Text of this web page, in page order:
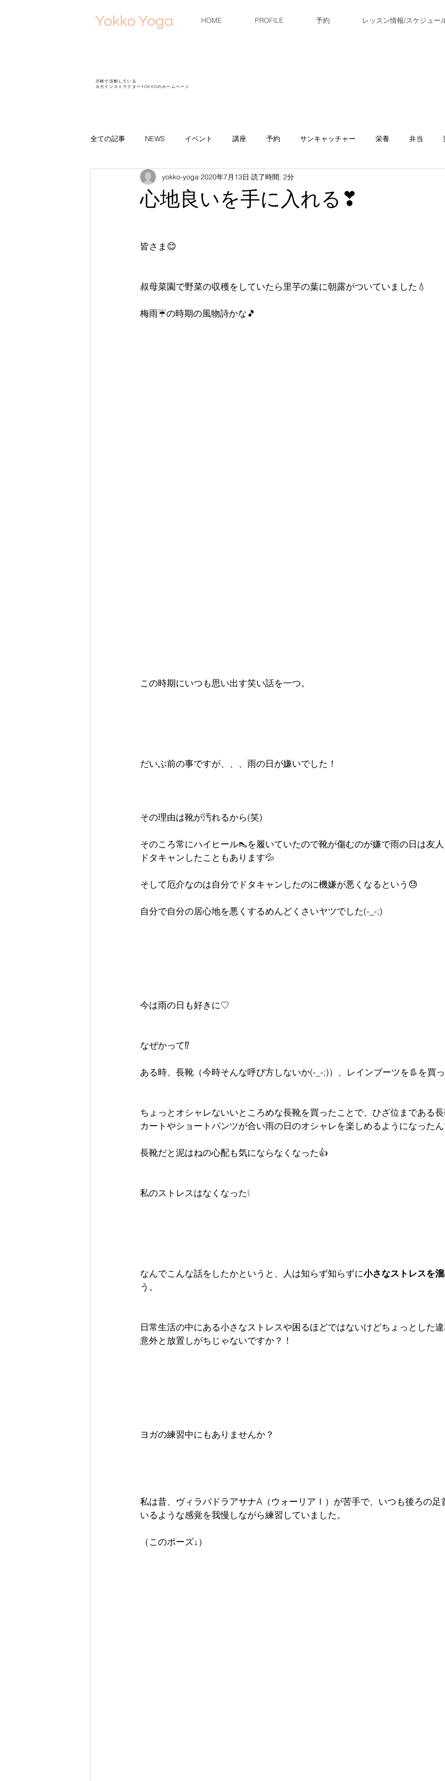
Yokko Yoga HOME PROFILE 予約 レッスン情報/スケジュー
川崎で活動している
ヨガインストラクターYOKKOのホームページ
全ての記事 NEWS イベント 講座 予約 サンキャッチャー 栄養 弁当
夏休み ブログ 小顔矯正 作り置き
心地良いを手に入れる❣
yokko-yoga 2020年7月13日 読了時間: 2分
皆さま😊
叔母菜園で野菜の収穫をしていたら里芋の葉に朝露がついていました💧
梅雨☔の時期の風物詩かな🎵
この時期にいつも思い出す笑い話を一つ。
だいぶ前の事ですが、、、雨の日が嫌いでした！
その理由は靴が汚れるから(笑)
そのころ常にハイヒール👠を履いていたので靴が傷むのが嫌で雨の日は友
ドタキャンしたこともあります💦
そして厄介なのは自分でドタキャンしたのに機嫌が悪くなるという😓
自分で自分の居心地を悪くするめんどくさいヤツでした(-_-;)
今は雨の日も好きに♡
なぜかって⁉
ある時、長靴（今時そんな呼び方しないか(-_-;)）、レインブーツを👢を買っ
ちょっとオシャレないいところめな長靴を買ったことで、 ひざ位まである
カートやショートパンツが合い雨の日のオシャレを楽しめるようになった
長靴だと泥はねの心配も気にならなくなった👍
私のストレスはなくなった❕
なんでこんな話をしたかというと、人は知らず知らずに小さなストレスを
う。
日常生活の中にある小さなストレスや困るほどではないけどちょっとした
意外と放置しがちじゃないですか？！
ヨガの練習中にもありませんか？
私は昔、ヴィラバドラアサナA（ウォーリアⅠ）が苦手で、いつも後ろの足
いるような感覚を我慢しながら練習していました。
（このポーズ↓）